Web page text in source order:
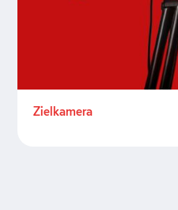
Zielkamera